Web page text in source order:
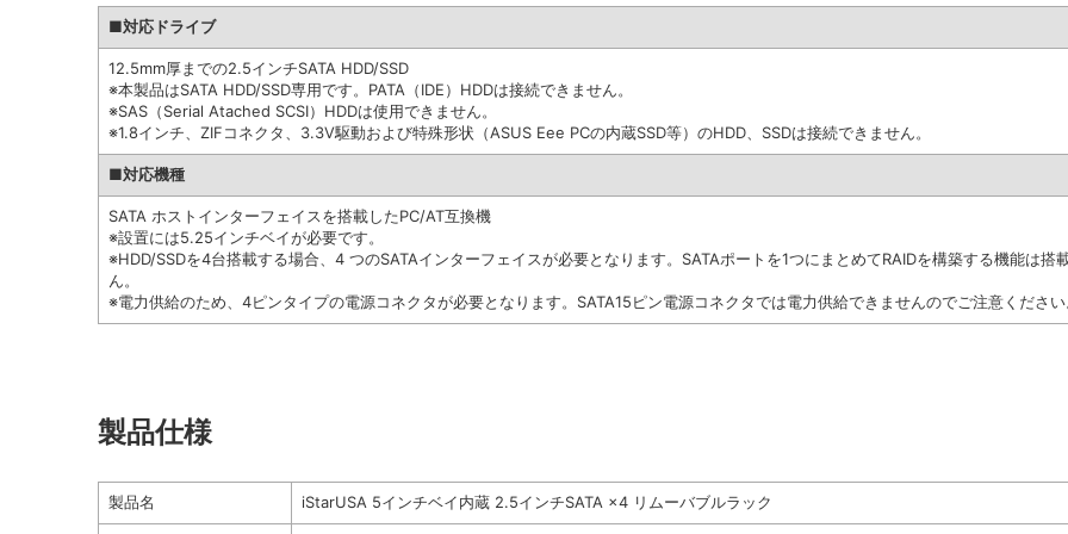
■対応ドライブ
12.5mm厚までの2.5インチSATA HDD/SSD
※本製品はSATA HDD/SSD専用です。PATA（IDE）HDDは接続できません。
※SAS（Serial Atached SCSI）HDDは使用できません。
※1.8インチ、ZIFコネクタ、3.3V駆動および特殊形状（ASUS Eee PCの内蔵SSD等）のHDD、SSDは接続できません。
■対応機種
SATA ホストインターフェイスを搭載したPC/AT互換機
※設置には5.25インチベイが必要です。
※HDD/SSDを4台搭載する場合、4 つのSATAインターフェイスが必要となります。SATAポートを1つにまとめてRAIDを構築する機能は搭
ん。
※電力供給のため、4ピンタイプの電源コネクタが必要となります。SATA15ピン電源コネクタでは電力供給できませんのでご注意ください
製品仕様
製品名 iStarUSA 5インチベイ内蔵 2.5インチSATA ×4 リムーバブルラック